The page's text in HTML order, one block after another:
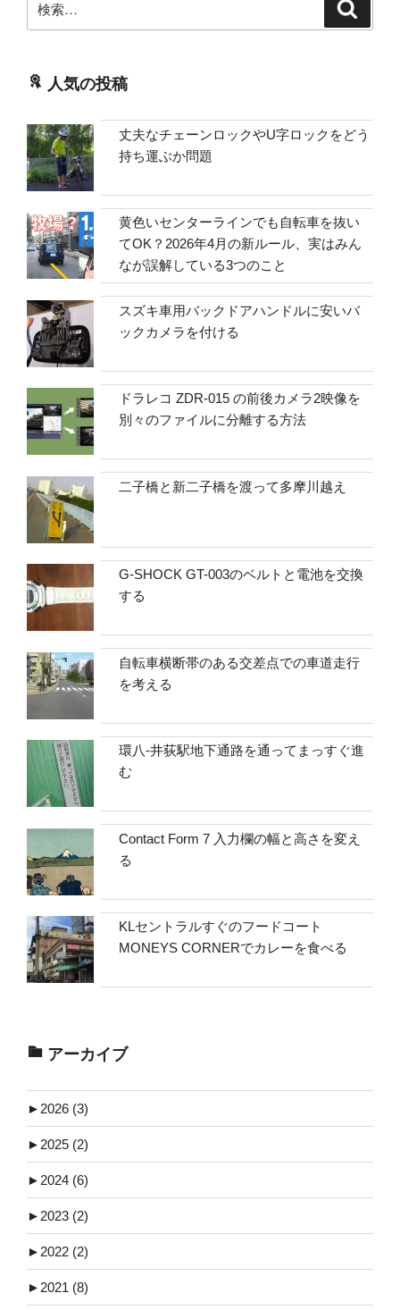
索:
人気の投稿
丈夫なチェーンロックやU字ロックをどう
持ち運ぶか問題
黄色いセンターラインでも自転車を抜い
てOK？2026年4月の新ルール、実はみん
なが誤解している3つのこと
スズキ車用バックドアハンドルに安いバ
ックカメラを付ける
ドラレコ ZDR-015 の前後カメラ2映像を
別々のファイルに分離する方法
二子橋と新二子橋を渡って多摩川越え
G-SHOCK GT-003のベルトと電池を交換
する
自転車横断帯のある交差点での車道走行
を考える
環八-井荻駅地下通路を通ってまっすぐ進
む
Contact Form 7 入力欄の幅と高さを変え
る
KLセントラルすぐのフードコート
MONEYS CORNERでカレーを食べる
アーカイブ
► 2026 (3)
► 2025 (2)
► 2024 (6)
► 2023 (2)
► 2022 (2)
► 2021 (8)